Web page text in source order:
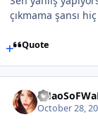
çıkmama şansı
Quote
October 28,